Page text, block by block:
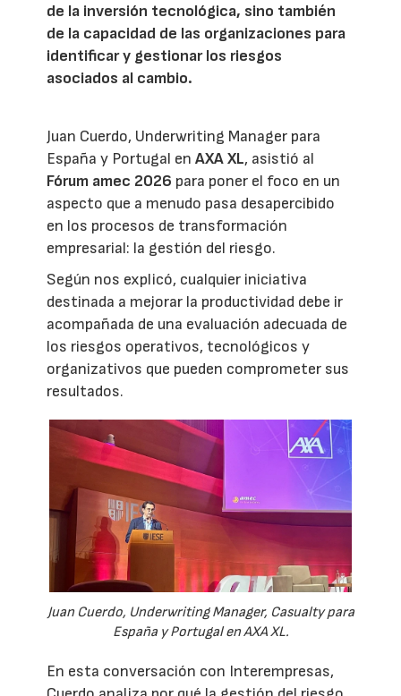
de la inversión tecnológica, sino también
de la capacidad de las organizaciones para
identificar y gestionar los riesgos
asociados al cambio.
Juan Cuerdo, Underwriting Manager para
España y Portugal enAXA XL, asistió al
Fórum amec 2026 para poner el foco en un
aspecto que a menudo pasa desapercibido
en los procesos de transformación
empresarial: la gestión del riesgo.
Según nos explicó, cualquier iniciativa
destinada a mejorar la productividad debe ir
acompañada de una evaluación adecuada de
los riesgos operativos, tecnológicos y
organizativos que pueden comprometer sus
resultados.
Juan Cuerdo, Underwriting Manager, Casualty para
España y Portugal en AXA XL.
En esta conversación con Interempresas,